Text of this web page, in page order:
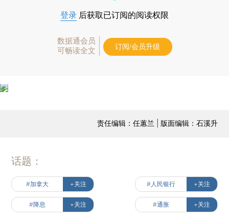
登录 后获取已订阅的阅读权限
数据通会员
可畅读全文
订阅/会员升级
责任编辑：任蕙兰 | 版面编辑：石溪升
话题：
#加拿大 +关注 #人民银行 +关注
#降息 +关注 #通胀 +关注